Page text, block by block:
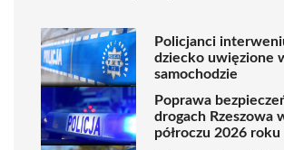
Policjanci
dziecko uwięzione
samochodzie
Poprawa
drogach Rzeszowa
półroczu 2026 roku